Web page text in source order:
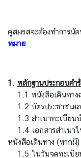
U
s
า
ว
|
N
e
w
s
คู่สมรสจะต้องทำการนั
หมาย
1. หลักฐานประกอบคำ
1.1 หนังสือเดินทาง
1.2 บัตรประชาชนฉ
1.3 สำเนาทะเบียนบ้
1.4 เอกสารสำเนาใ
หนังสือเดินทาง (หากมี)
1.5 ในวันจดทะเบีย